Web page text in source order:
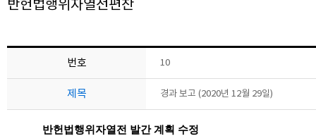
반헌법행위자열전편찬
번호 10
제목 경과 보고 (2020년 12월 29일)
반헌법행위자열전 발간 계획 수정